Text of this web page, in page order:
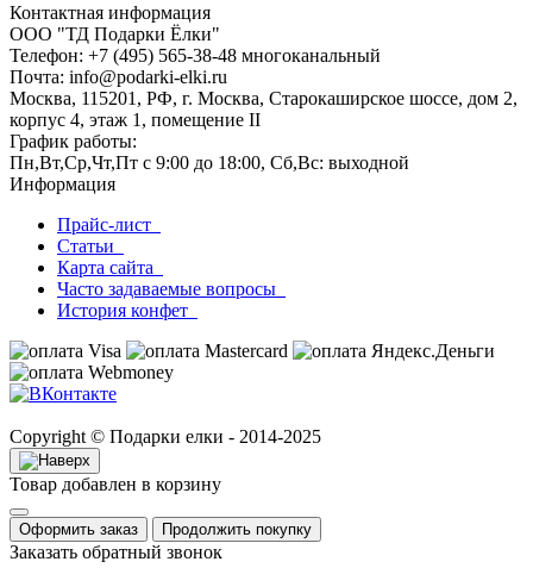
Контактная информация
ООО "ТД Подарки Ёлки"
Телефон: +7 (495) 565-38-48 многоканальный
Почта: info@podarki-elki.ru
Москва, 115201, РФ, г. Москва, Старокаширское шоссе, дом 2,
корпус 4, этаж 1, помещение II
График работы:
Пн,Вт,Ср,Чт,Пт с 9:00 до 18:00, Сб,Вс: выходной
Информация
Прайс-лист
Статьи
Карта сайта
Часто задаваемые вопросы
История конфет
Copyright © Подарки елки - 2014-2025
Товар добавлен в корзину
Оформить заказ Продолжить покупку
Заказать обратный звонок